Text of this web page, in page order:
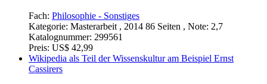
Fach: Philosophie - Sonstiges
Kategorie: Masterarbeit , 2014 86 Seiten , Note: 2,7
Katalognummer: 299561
Preis: US$ 42,99
Wikipedia als Teil der Wissenskultur am Beispiel Ernst
Cassirers